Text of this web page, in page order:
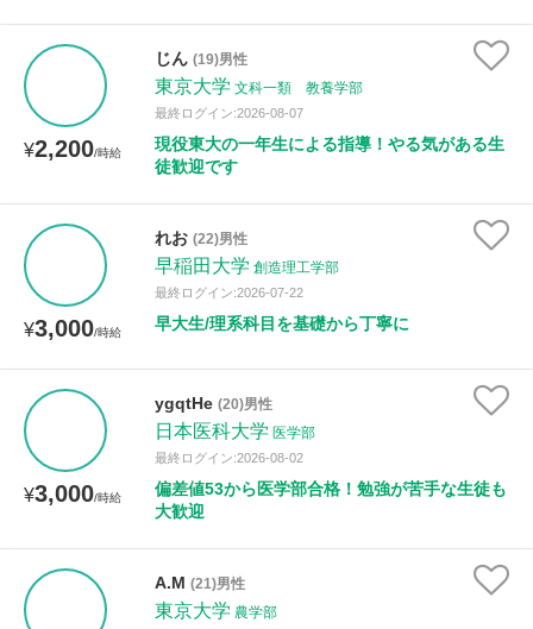
¥2,200/時給
じん (19)男性
東京大学 文科一類 教養学部
最終ログイン:2026-08-07
現役東大の一年生による指導！やる気がある生
徒歓迎です
¥3,000/時給
れお (22)男性
早稲田大学 創造理工学部
最終ログイン:2026-07-22
早大生/理系科目を基礎から丁寧に
¥3,000/時給
ygqtHe (20)男性
日本医科大学 医学部
最終ログイン:2026-08-02
偏差値53から医学部合格！勉強が苦手な生徒も
大歓迎
A.M (21)男性
東京大学 農学部